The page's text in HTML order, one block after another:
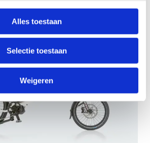
Alles toestaan
Selectie toestaan
Weigeren